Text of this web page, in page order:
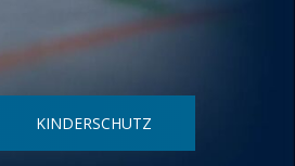
KINDERSCHUTZ